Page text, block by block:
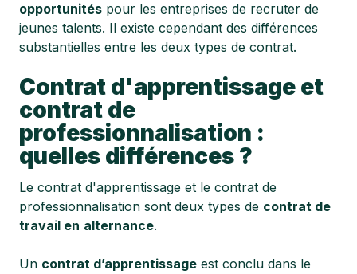
opportunités pour les entreprises de recruter de
jeunes talents. Il existe cependant des différences
substantielles entre les deux types de contrat.
Contrat d'apprentissage et
contrat de
professionnalisation :
quelles différences ?
Le contrat d'apprentissage et le contrat de
professionnalisation sont deux types de contrat de
travail en alternance.
Un contrat d’apprentissage est conclu dans le